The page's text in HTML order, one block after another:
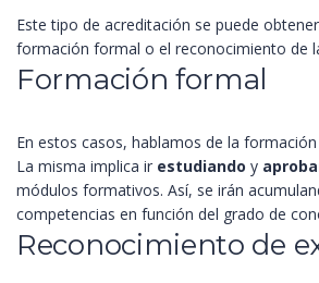
Este tipo de acreditación se puede
formación formal o el reconocimiento de
Formación formal
En estos casos, hablamos de la
La misma implica ir estudiando y
módulos formativos. Así, se irán
competencias en función del grado de
Reconocimiento de